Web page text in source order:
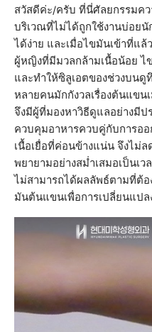
สวัสดีค่ะ/ครับ ที่นี่ศัลยกรรมค
บริเวณที่ไม่ได้ถูกใช้งานบ่อย
ได้ง่าย และเมื่อไขมันเข้าที่แ
ผู้หญิงที่มีมวลกล้ามเนื้อน้อย
และทำให้ซิลูเอตของช่วงบน
หลายคนมักกังวลเรื่องต้นแข
จึงมีผู้ที่มองหาวิธีดูแลอย่างมี
ควบคุมอาหารควบคู่กับการอ
เนื้อเยื่อที่ค่อนข้างแน่น จึงไม่
พยายามอย่างสม่ำเสมอเป็นเ
ไม่สามารถได้ผลลัพธ์ตามที่ต้
มันต้นแขนเพื่อการเปลี่ยนแป